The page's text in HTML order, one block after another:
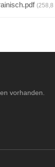
(258,8
vorhanden.